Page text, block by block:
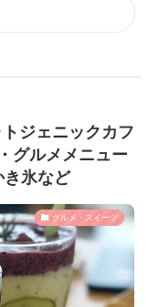
ジェニックカフ
グルメメニュー
き氷など
グルメ・スイーツ